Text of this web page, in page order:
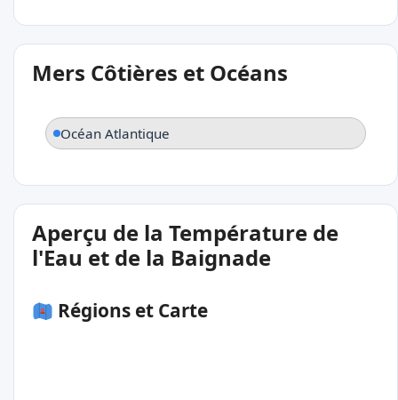
Mers Côtières et Océans
Océan Atlantique
Aperçu de la Température de
l'Eau et de la Baignade
Régions et Carte